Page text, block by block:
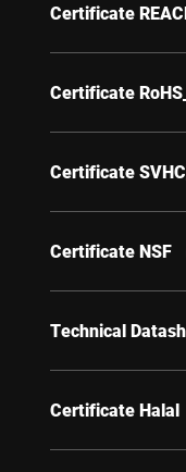
Certificate
Certificate
Certificate
Certificate NSF
Technical
Certificate Halal